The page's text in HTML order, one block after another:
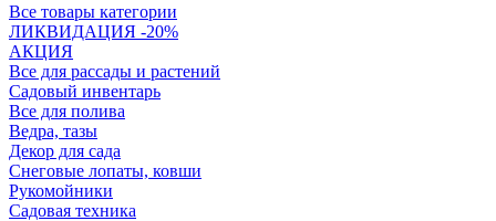
Все товары категории
ЛИКВИДАЦИЯ -20%
АКЦИЯ
Все для рассады и растений
Садовый инвентарь
Все для полива
Ведра, тазы
Декор для сада
Снеговые лопаты, ковши
Рукомойники
Садовая техника